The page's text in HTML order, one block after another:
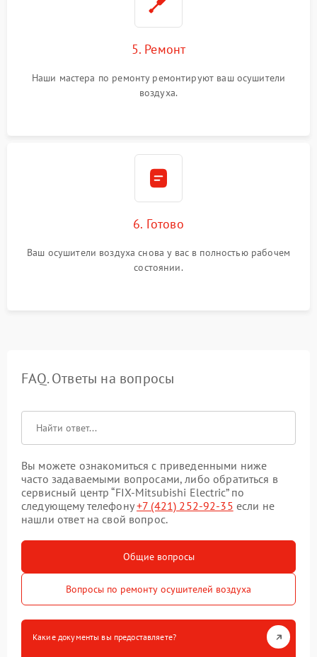
5. Ремонт
Наши мастера по ремонту ремонтируют ваш осушители
воздуха.
6. Готово
Ваш осушители воздуха снова у вас в полностью рабочем
состоянии.
FAQ. Ответы на вопросы
Вы можете ознакомиться с приведенными ниже
часто задаваемыми вопросами, либо обратиться в
сервисный центр “FIX-Mitsubishi Electric” по
следующему телефону+7 (421) 252-92-35 если не
нашли ответ на свой вопрос.
Общие вопросы
Вопросы по ремонту осушителей воздуха
Какие документы вы предоставляете?